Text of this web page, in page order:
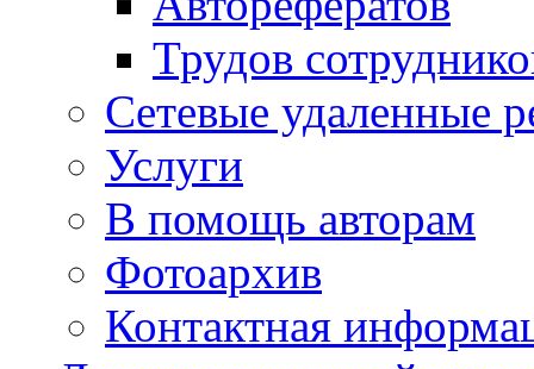
Трудов
Сетевые удаленные
Услуги
В помощь авторам
Фотоархив
Контактная